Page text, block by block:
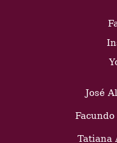
José
Tatiana